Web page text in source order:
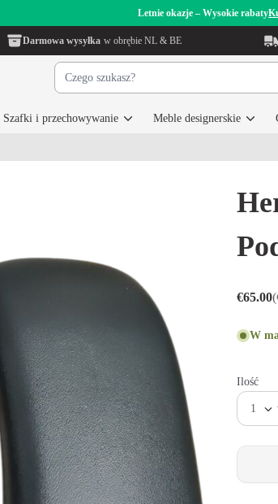
Letnie okazje – Wysokie rabaty
Darmowa wysyłka w obrębie NL & BE
Szafki i przechowywanie Meble designerskie
€65.00
W
Ilość